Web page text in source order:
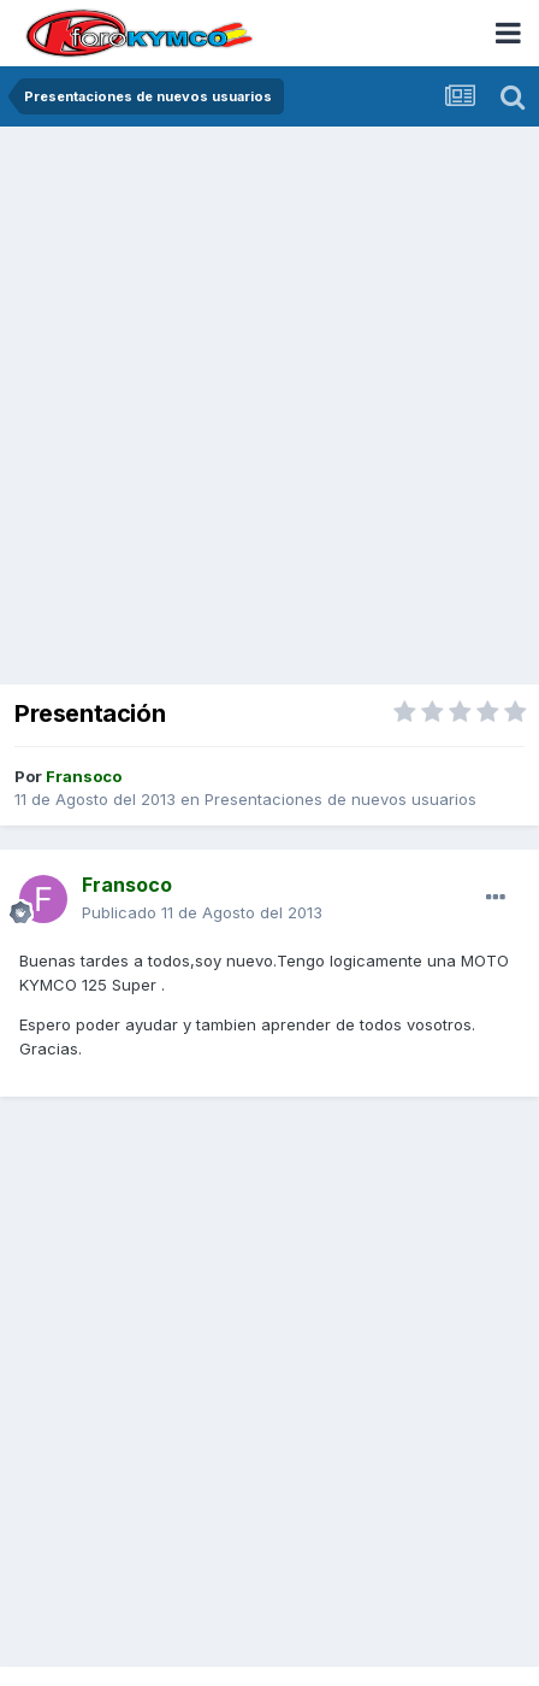
Presentaciones de nuevos usuarios
Presentación
Por Fransoco
11 de Agosto del 2013 en Presentaciones de nuevos usuarios
Fransoco
Publicado 11 de Agosto del 2013
Buenas tardes a todos,soy nuevo.Tengo logicamente una MOTO
KYMCO 125 Super .
Espero poder ayudar y tambien aprender de todos vosotros.
Gracias.